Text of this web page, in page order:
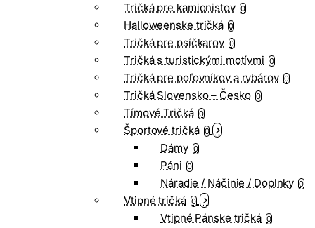
Tričká pre kamionistov 0
Halloweenske tričká 0
Tričká pre psíčkarov 0
Tričká s turistickými motívmi 0
Tričká pre poľovníkov a rybárov 0
Tričká Slovensko – Česko 0
Tímové Tričká 0
Športové tričká 0
Dámy 0
Páni 0
Náradie / Náčinie / Doplnky 0
Vtipné tričká 0
Vtipné Pánske tričká 0